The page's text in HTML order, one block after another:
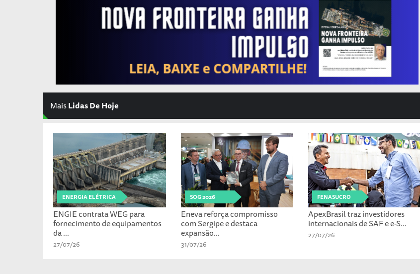
MaisLidas De Hoje
ENERGIA ELÉTRICA
ENGIE contrata WEG para
fornecimento de equipamentos
da ...
27/07/26
SOG 2026
Eneva reforça compromisso
com Sergipe e destaca
expansão...
31/07/26
FENASUCRO
ApexBrasil traz investidores
internacionais de SAF e e-S...
27/07/26